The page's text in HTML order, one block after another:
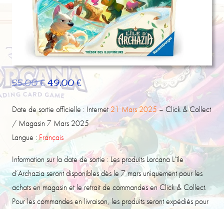
55.00€ Le
prix
initial
55.00 €.
49.00€Le
prix
actuel
est :
49.00 €.
Date de sortie officielle : Internet21 Mars 2025– Click & Collect
/ Magasin 7 Mars 2025
Langue :Français
Information sur la date de sortie : Les produits Lorcana L’île
d’Archazia seront disponibles dès le 7 mars uniquement pour les
achats en magasin et le retrait de commandes en Click & Collect.
Pour les commandes en livraison, les produits seront expédiés pour